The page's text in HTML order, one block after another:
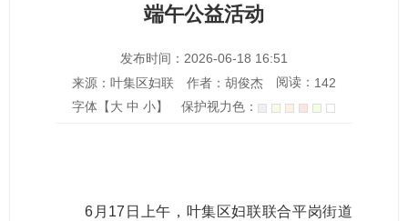
端午公益活动
发布时间：2026-06-18 16:51
来源：叶集区妇联
作者：胡俊杰 阅读： 142
字体【大 中 小】 保护视力色：
6月17日上午，叶集区妇联联合平岗街道